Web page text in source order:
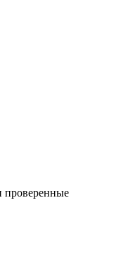
проверенные